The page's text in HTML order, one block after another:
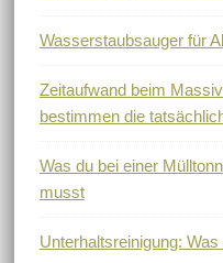
Wasserstaubsauger für
Zeitaufwand beim
bestimmen die
Was du bei einer
musst
Unterhaltsreinigung: